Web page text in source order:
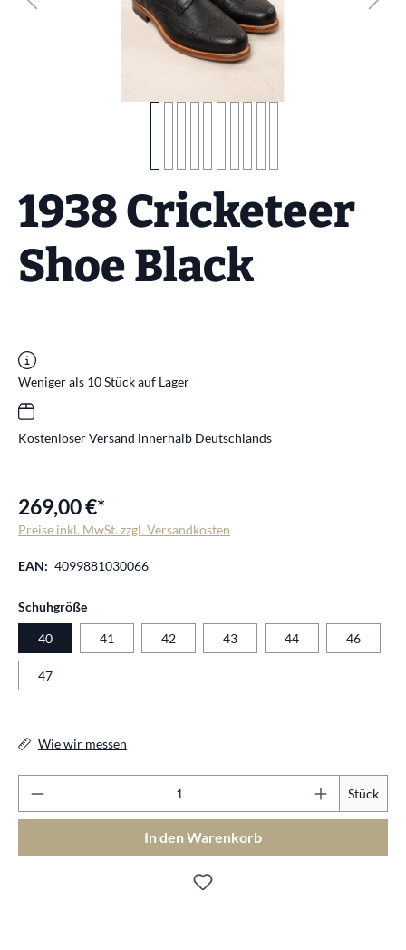
1938 Cricketeer
Shoe Black
Weniger als 10 Stück auf Lager
Kostenloser Versand innerhalb Deutschlands
269,00 €*
Preise inkl. MwSt. zzgl. Versandkosten
EAN: 4099881030066
Schuhgrößeauswählen
40 41 42 43 44 46
47
Wie wir messen
Stück
In den Warenkorb